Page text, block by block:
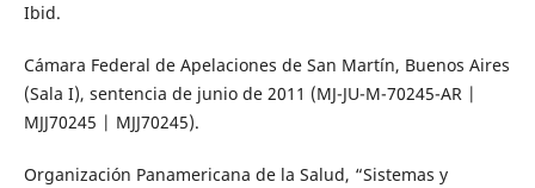
Ibid.
Cámara Federal de Apelaciones de San Martín, Buenos Aires
(Sala I), sentencia de junio de 2011 (MJ-JU-M-70245-AR |
MJJ70245 | MJJ70245).
Organización Panamericana de la Salud, “Sistemas y